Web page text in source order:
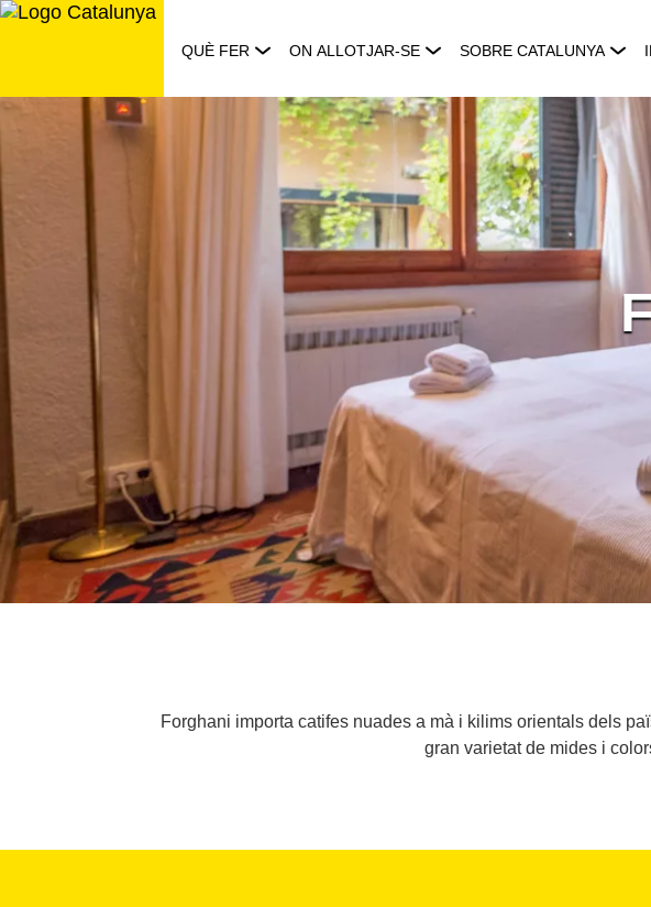
Saltar
QUÈ FER ON ALLOTJAR-SE SOBRE CATALUNYA
Forghani importa catifes nuades a mà i kilims orientals dels
gran varietat de mides i